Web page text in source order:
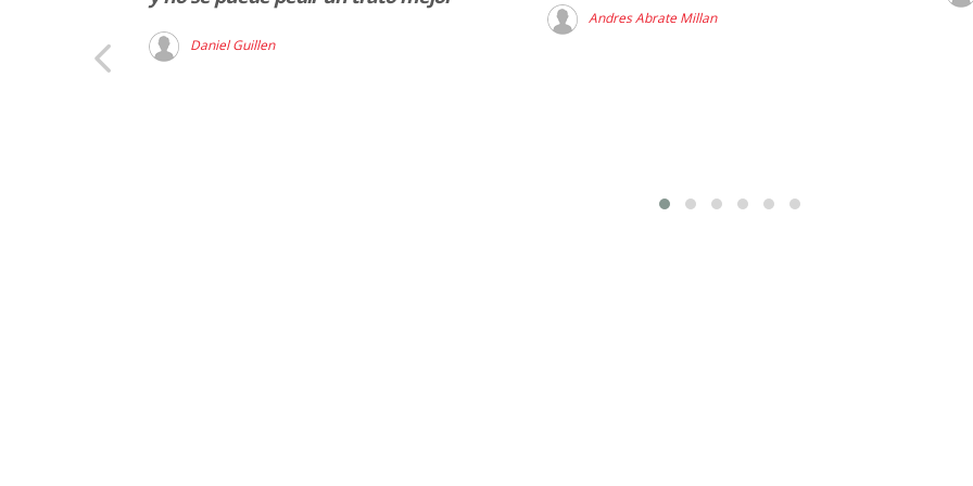
Daniel Guillen
Andres Abrate Millan